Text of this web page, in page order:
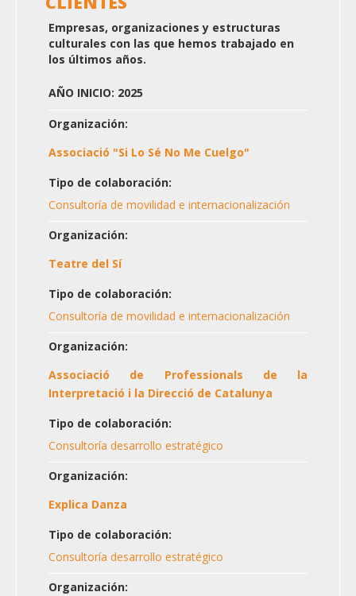
Empresas, organizaciones y estructuras
culturales con las que hemos trabajado en
los últimos años.
AÑO INICIO: 2025
Organización:
Associació "Si Lo Sé No Me Cuelgo"
Tipo de colaboración:
Consultoría de movilidad e internacionalización
Organización:
Teatre del Sí
Tipo de colaboración:
Consultoría de movilidad e internacionalización
Organización:
Associació de Professionals de la
Interpretació i la Direcció de Catalunya
Tipo de colaboración:
Consultoría desarrollo estratégico
Organización:
Explica Danza
Tipo de colaboración:
Consultoría desarrollo estratégico
Organización: